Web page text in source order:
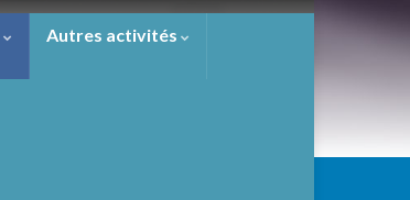
Autres activités